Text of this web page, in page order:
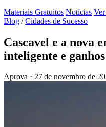
Materiais Gratuitos Notícias Ver
Blog / Cidades de Sucesso
Cascavel e a nova
inteligente e
Aprova · 27 de novembro de